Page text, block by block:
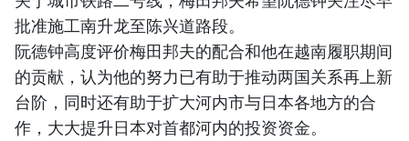
批准施工南升龙至陈兴道路段。
阮德钟高度评价梅田邦夫的配合和他在越南履职期间
的贡献，认为他的努力已有助于推动两国关系再上新
台阶，同时还有助于扩大河内市与日本各地方的合
作，大大提升日本对首都河内的投资资金。